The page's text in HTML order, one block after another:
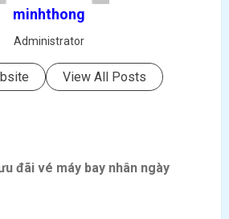
minhthong
Administrator
View All Posts
đãi vé máy bay nhân ngày